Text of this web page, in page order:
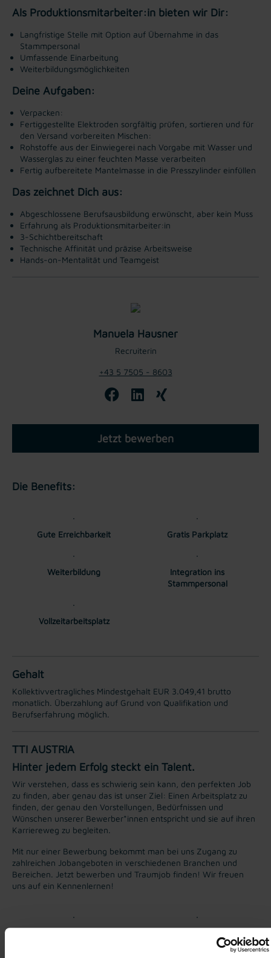
Als Produktionsmitarbeiter:in bieten wir Dir:
Langfristige Stelle mit Option auf Übernahme in das
Stammpersonal
Umfassende Einarbeitung
Weiterbildungsmöglichkeiten
Deine Aufgaben:
Verpacken:
Fertiggestellte Elektroden sorgfältig prüfen, sortieren und für
den Versand vorbereiten Mischen:
Rohstoffe aus der Einwiegerei nach Vorgabe mit Wasser und
Wasserglas zu einer feuchten Masse verarbeiten
Fertig aufbereitete Mantelmasse in die Presszylinder einfüllen
Das zeichnet Dich aus:
Abgeschlossene Berufsausbildung erwünscht, aber kein Muss
Erfahrung als Produktionsmitarbeiter:in
3-Schichtbereitschaft
Technische Affinität und präzise Arbeitsweise
Hands-on-Mentalität und Teamgeist
Manuela Hausner
Recruiterin
+43 5 7505 - 8603
Jetzt bewerben
Die Benefits:
Gute Erreichbarkeit Gratis Parkplatz
Weiterbildung
Integration ins
Stammpersonal
Vollzeitarbeitsplatz
Gehalt
Kollektivvertragliches Mindestgehalt EUR 3.049,41 brutto
monatlich. Überzahlung auf Grund von Qualifikation und
Berufserfahrung möglich.
TTI AUSTRIA
Hinter jedem Erfolg steckt ein Talent.
Wir verstehen, dass es schwierig sein kann, den perfekten Job
zu finden, aber genau das ist unser Ziel: Einen Arbeitsplatz zu
finden, der genau den Vorstellungen, Bedürfnissen und
Wünschen unserer Bewerber*innen entspricht und sie auf ihren
Karriereweg zu begleiten.
Mit nur einer Bewerbung bekommt man bei uns Zugang zu
zahlreichen Jobangeboten in verschiedenen Branchen und
Bereichen. Jetzt bewerben und Traumjob finden! Wir freuen
uns auf ein Kennenlernen!
in der regionalen Wirtschaft
mit nur 1 Bewerbung